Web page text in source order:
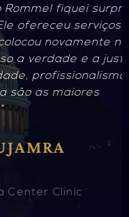
fiquei surpresa
serviços de
novamente no
e a justiça
e
maiores
Clinic